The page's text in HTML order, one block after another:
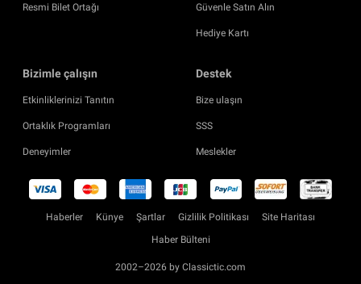
Resmi Bilet Ortağı Güvenle Satın Alın
Hediye Kartı
Bizimle çalışın
Etkinliklerinizi Tanıtın
Ortaklık Programları
Deneyimler
Destek
Bize ulaşın
SSS
Meslekler
Haberler Künye Şartlar Gizlilik Politikası
Site Haritası
Haber Bülteni
2002–2026 by Classictic.com